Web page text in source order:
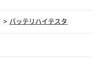
バッテリハイテスタ